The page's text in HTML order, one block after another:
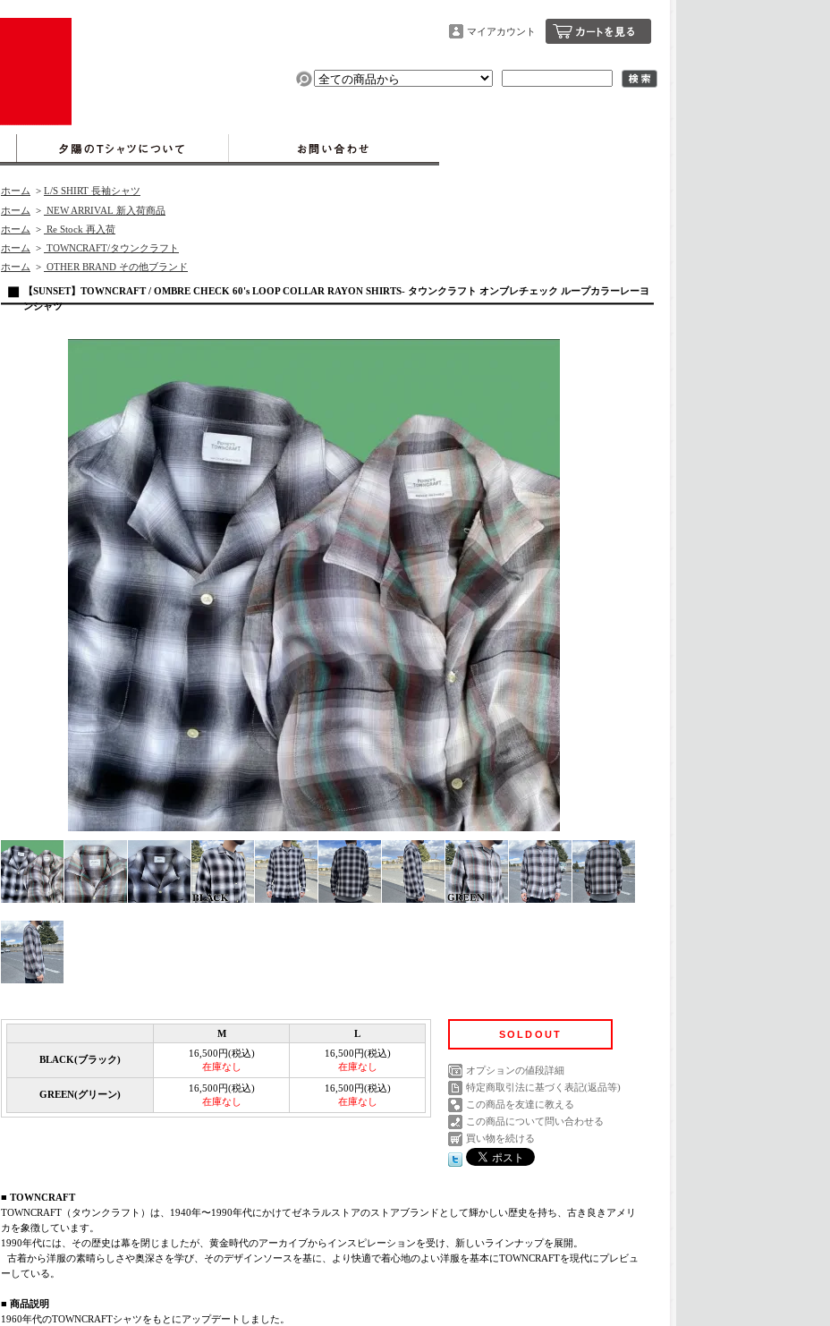
マイアカウント
ホーム > L/S SHIRT 長袖シャツ
ホーム > NEW ARRIVAL 新入荷商品
ホーム > Re Stock 再入荷
ホーム > TOWNCRAFT/タウンクラフト
ホーム > OTHER BRAND その他ブランド
【SUNSET】TOWNCRAFT / OMBRE CHECK 60's LOOP COLLAR RAYON SHIRTS- タウンクラフト オンブレチェック ループカラーレーヨ
ンシャツ
M L
BLACK(ブラック)
16,500円(税込)
在庫なし
16,500円(税込)
在庫なし
GREEN(グリーン)
16,500円(税込)
在庫なし
16,500円(税込)
在庫なし
SOLDOUT
オプションの値段詳細
特定商取引法に基づく表記(返品等)
この商品を友達に教える
この商品について問い合わせる
買い物を続ける
■ TOWNCRAFT
TOWNCRAFT（タウンクラフト）は、1940年〜1990年代にかけてゼネラルストアのストアブランドとして輝かしい歴史を持ち、古き良きアメリ
カを象徴しています。
1990年代には、その歴史は幕を閉じましたが、黄金時代のアーカイブからインスピレーションを受け、新しいラインナップを展開。
古着から洋服の素晴らしさや奥深さを学び、そのデザインソースを基に、より快適で着心地のよい洋服を基本にTOWNCRAFTを現代にプレビュ
ーしている。
■ 商品説明
1960年代のTOWNCRAFTシャツをもとにアップデートしました。